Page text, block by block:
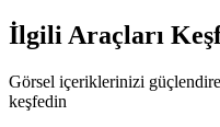
İlgili Araçları
Görsel içeriklerinizi
keşfedin